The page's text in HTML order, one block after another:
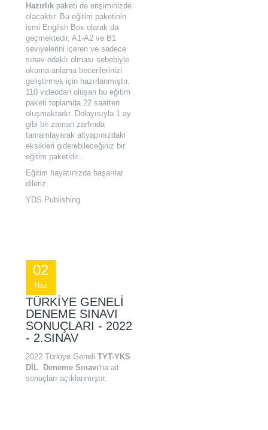
Hazırlık paketi de erişiminizde
olacaktır. Bu eğitim paketinin
ismi English Box olarak da
geçmektedir, A1-A2 ve B1
seviyelerini içeren ve sadece
sınav odaklı olması sebebiyle
okuma-anlama becerilerinizi
geliştirmek için hazırlanmıştır.
110 videodan oluşan bu eğitim
paketi toplamda 22 saatten
oluşmaktadır. Dolayısıyla 1 ay
gibi bir zaman zarfında
tamamlayarak altyapınızdaki
eksikleri giderebileceğiniz bir
eğitim paketidir..
Eğitim hayatınızda başarılar
dileriz.
YDS Publishing
02
Haz
TÜRKIYE GENELI
DENEME SINAVI
SONUÇLARI - 2022
- 2.SINAV
2022 Türkiye Geneli TYT-YKS
DİL Deneme Sınavı'na ait
sonuçları açıklanmıştır.